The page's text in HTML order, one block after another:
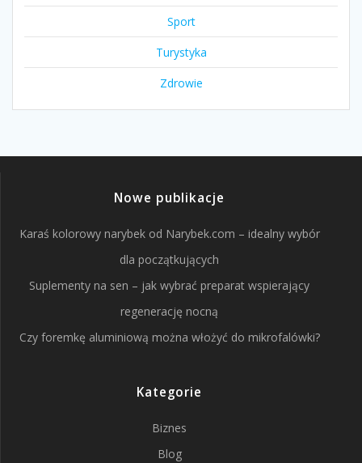
Sport
Turystyka
Zdrowie
Nowe publikacje
Karaś kolorowy narybek od Narybek.com – idealny wybór
dla początkujących
Suplementy na sen – jak wybrać preparat wspierający
regenerację nocną
Czy foremkę aluminiową można włożyć do mikrofalówki?
Kategorie
Biznes
Blog